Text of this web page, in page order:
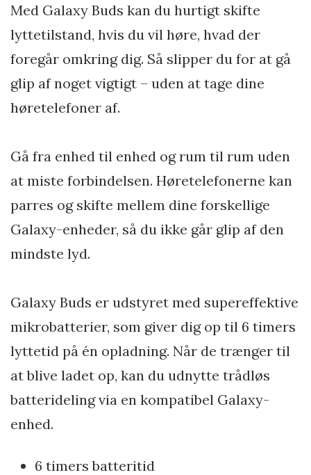
Med Galaxy Buds kan du hurtigt skifte
lyttetilstand, hvis du vil høre, hvad der
foregår omkring dig. Så slipper du for at gå
glip af noget vigtigt – uden at tage dine
høretelefoner af.
Gå fra enhed til enhed og rum til rum uden
at miste forbindelsen. Høretelefonerne kan
parres og skifte mellem dine forskellige
Galaxy-enheder, så du ikke går glip af den
mindste lyd.
Galaxy Buds er udstyret med supereffektive
mikrobatterier, som giver dig op til 6 timers
lyttetid på én opladning. Når de trænger til
at blive ladet op, kan du udnytte trådløs
batterideling via en kompatibel Galaxy-
enhed.
6 timers batteritid